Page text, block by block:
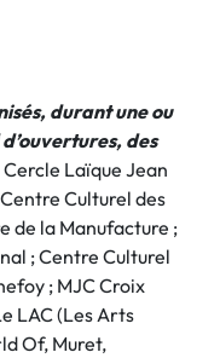
durant une ou
des
Laïque Jean
Culturel des
de la Manufacture ;
; Centre Culturel
; MJC Croix
LAC (Les Arts
Of, Muret,